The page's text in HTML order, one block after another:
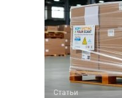
Статьи